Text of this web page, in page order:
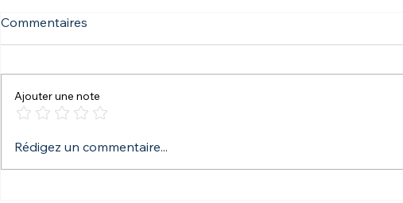
DesignLB
Commentaires
Ajouter une note
Rédigez un commentaire...